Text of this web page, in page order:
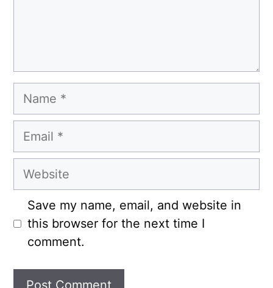
Name
Email
Website
Save my name, email, and website in
this browser for the next time I
comment.